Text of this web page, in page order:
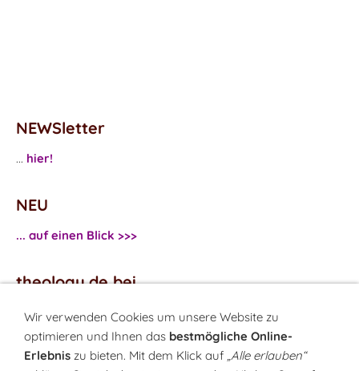
NEWSletter
... hier!
NEU
... auf einen Blick >>>
theology.de bei
...Facebook
...Twitter
Wir verwenden Cookies um unsere Website zu
optimieren und Ihnen das bestmögliche Online-
Erlebnis zu bieten. Mit dem Klick auf „Alle erlauben“